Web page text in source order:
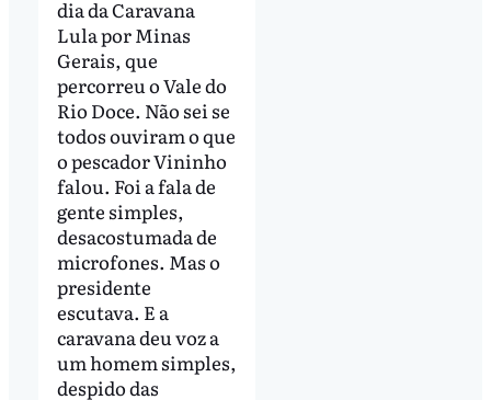
dia da Caravana
Lula por Minas
Gerais, que
percorreu o Vale do
Rio Doce. Não sei se
todos ouviram o que
o pescador Vininho
falou. Foi a fala de
gente simples,
desacostumada de
microfones. Mas o
presidente
escutava. E a
caravana deu voz a
um homem simples,
despido das